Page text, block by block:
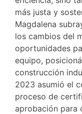
más justa y
Magdalena
los cambios del
oportunidades
equipo,
construcción
2023 asumió el
proceso de
aprobación para